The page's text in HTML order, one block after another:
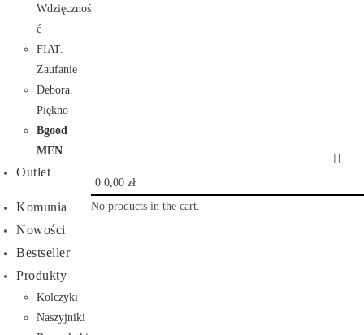
Wdzięcznoś
ć
FIAT.
Zaufanie
Debora.
Piękno
Bgood
MEN
Outlet
Komunia
Nowości
Bestseller
Produkty
Kolczyki
Naszyjniki
0 0,00 zł
No products in the cart.